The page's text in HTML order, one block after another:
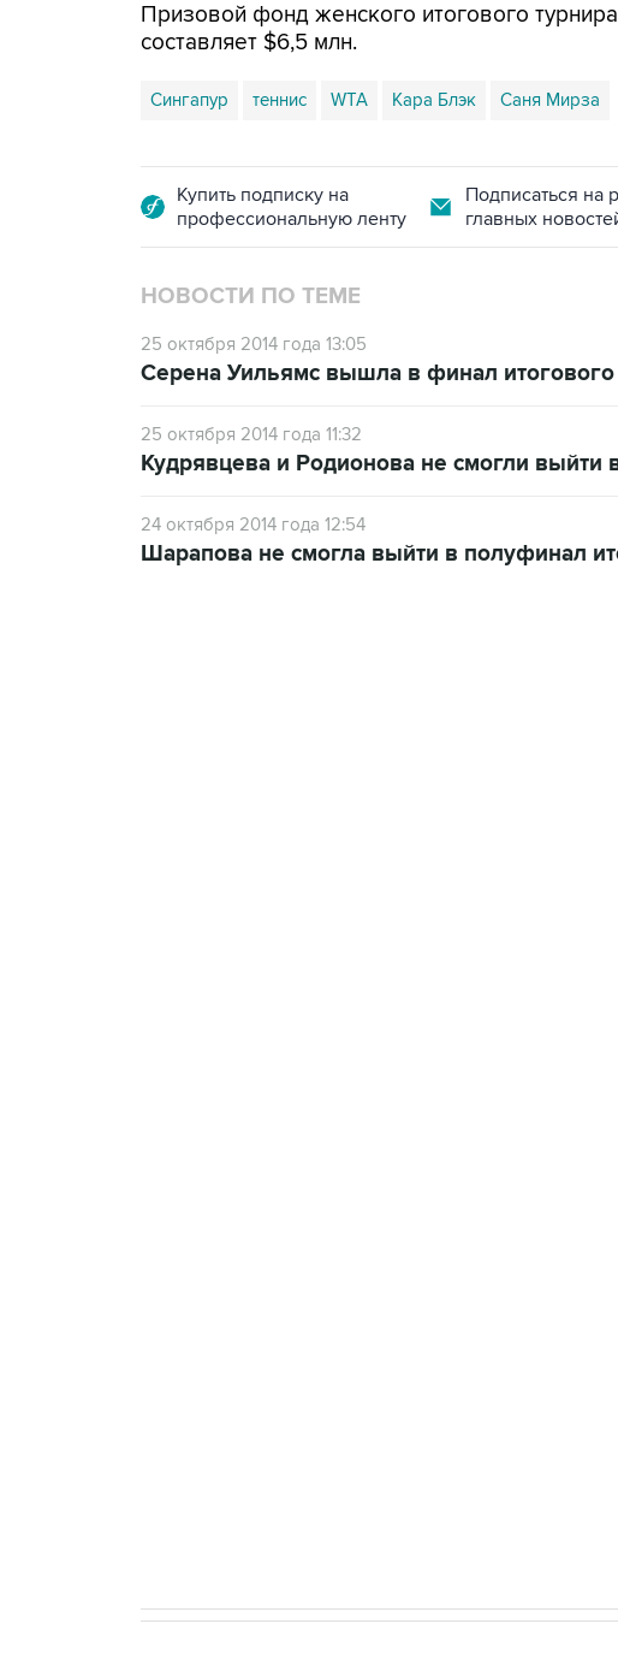
Призовой фонд женского итогового
составляет $6,5 млн.
Сингапур теннис WTA Кара Блэк Саня Мирза
Купить подписку на
профессиональную ленту
Подписаться на
главных
НОВОСТИ ПО ТЕМЕ
25 октября 2014 года 13:05
Серена Уильямс вышла в финал итогового
25 октября 2014 года 11:32
Кудрявцева и Родионова не смогли выйти
24 октября 2014 года 12:54
Шарапова не смогла выйти в полуфинал